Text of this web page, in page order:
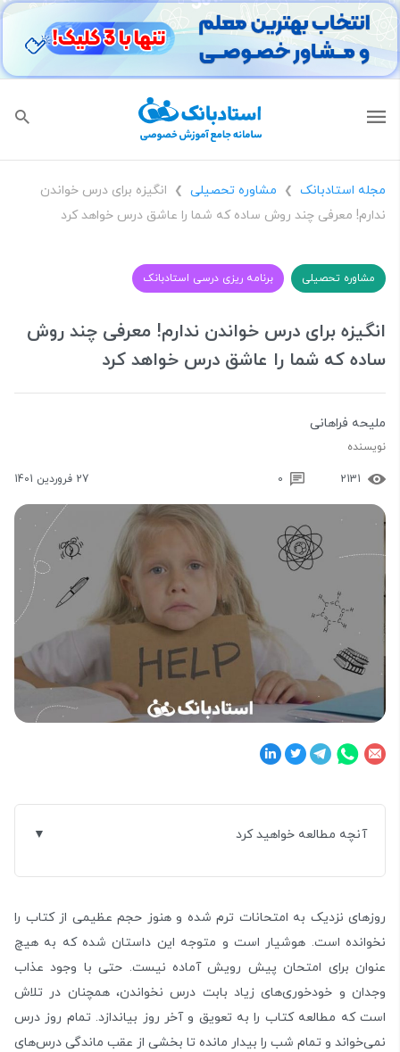
مجله استادبانک ❯ مشاوره تحصیلی ❯
انگیزه برای درس خواندن
ندارم! معرفی چند روش ساده که شما را عاشق درس خواهد کرد
برنامه ریزی درسی استادبانک مشاوره تحصیلی
انگیزه برای درس خواندن ندارم! معرفی چند روش
ساده که شما را عاشق درس خواهد کرد
ملیحه فراهانی
نویسنده
2131
0 27 فروردین 1401
آنچه مطالعه خواهید کرد
روزهای نزدیک به امتحانات ترم شده و هنوز حجم عظیمی از کتاب را
نخوانده است. هوشیار است و متوجه این داستان شده که به هیچ
عنوان برای امتحان پیش رویش آماده نیست. حتی با وجود عذاب
وجدان و خودخوری‌های زیاد بابت درس نخواندن، همچنان در تلاش
است که مطالعه کتاب را به تعویق و آخر روز بیاندازد. تمام روز درس
نمی‌خواند و تمام شب را بیدار مانده تا بخشی از عقب ماندگی درس‌های